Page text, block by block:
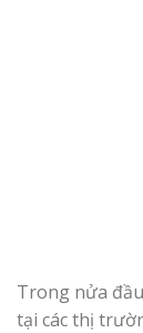
Trong nửa
tại các thị